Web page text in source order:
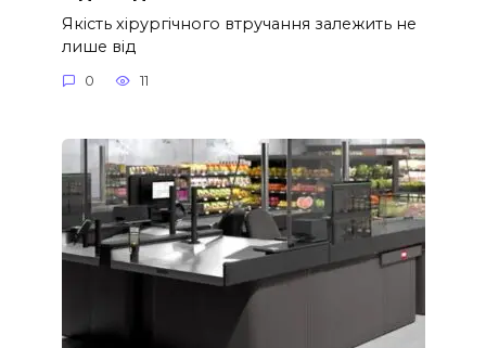
Якість хірургічного втручання залежить не
лише від
0 11